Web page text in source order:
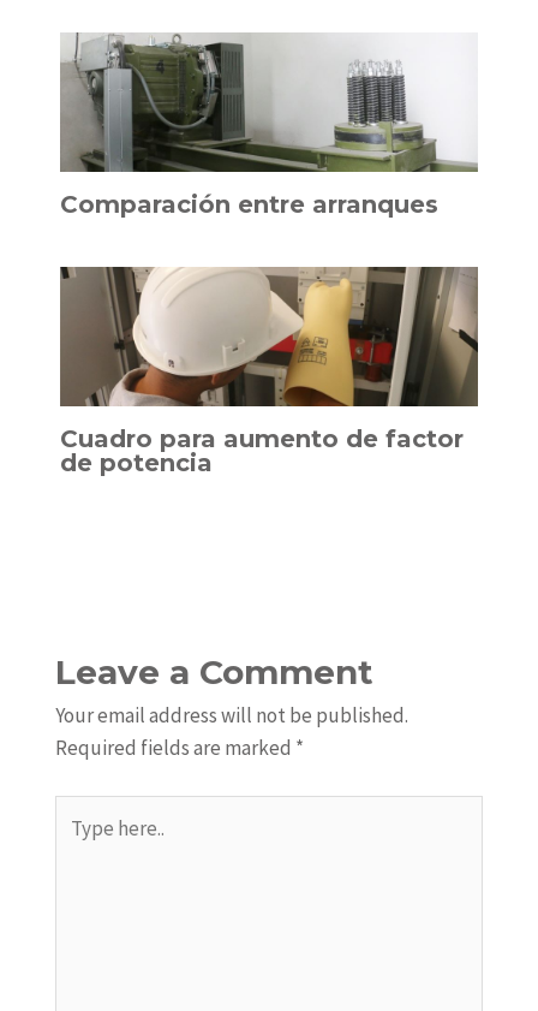
Comparación entre arranques
Cuadro para aumento de factor
de potencia
Leave a Comment
Your email address will not be published.
Required fields are marked *
here..